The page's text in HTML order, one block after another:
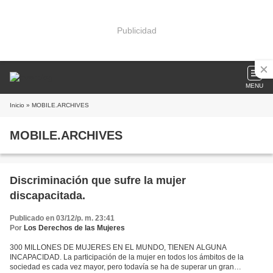
Publicidad
MENU
Inicio » MOBILE.ARCHIVES
MOBILE.ARCHIVES
Discriminación que sufre la mujer
discapacitada.
Publicado en 03/12/p. m. 23:41
Por Los Derechos de las Mujeres
300 MILLONES DE MUJERES EN EL MUNDO, TIENEN ALGUNA
INCAPACIDAD. La participación de la mujer en todos los ámbitos de la
sociedad es cada vez mayor, pero todavía se ha de superar un gran